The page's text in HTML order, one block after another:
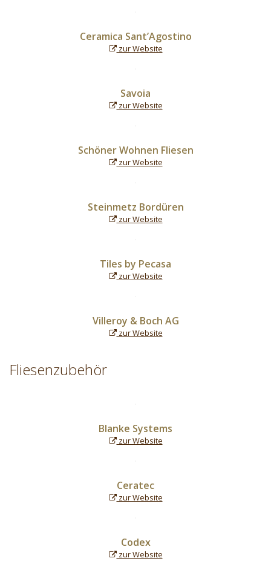
Ceramica Sant’Agostino
zur Website
Savoia
zur Website
Schöner Wohnen Fliesen
zur Website
Steinmetz Bordüren
zur Website
Tiles by Pecasa
zur Website
Villeroy & Boch AG
zur Website
Fliesenzubehör
Blanke Systems
zur Website
Ceratec
zur Website
Codex
zur Website